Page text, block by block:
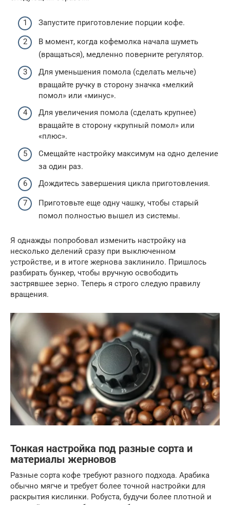
Запустите приготовление порции кофе.
В момент, когда кофемолка начала шуметь
(вращаться), медленно поверните регулятор.
Для уменьшения помола (сделать мельче)
вращайте ручку в сторону значка «мелкий
помол» или «минус».
Для увеличения помола (сделать крупнее)
вращайте в сторону «крупный помол» или
«плюс».
Смещайте настройку максимум на одно деление
за один раз.
Дождитесь завершения цикла приготовления.
Приготовьте еще одну чашку, чтобы старый
помол полностью вышел из системы.
Я однажды попробовал изменить настройку на
несколько делений сразу при выключенном
устройстве, и в итоге жернова заклинило. Пришлось
разбирать бункер, чтобы вручную освободить
застрявшее зерно. Теперь я строго следую правилу
вращения.
Тонкая настройка под разные сорта и
материалы жерновов
Разные сорта кофе требуют разного подхода. Арабика
обычно мягче и требует более точной настройки для
раскрытия кислинки. Робуста, будучи более плотной и